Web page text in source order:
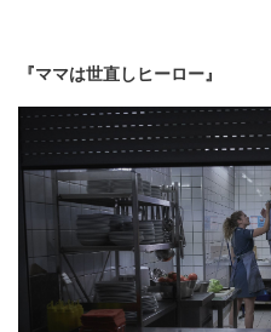
『ママは世直しヒーロー』